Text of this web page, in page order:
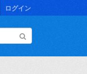
ログイン